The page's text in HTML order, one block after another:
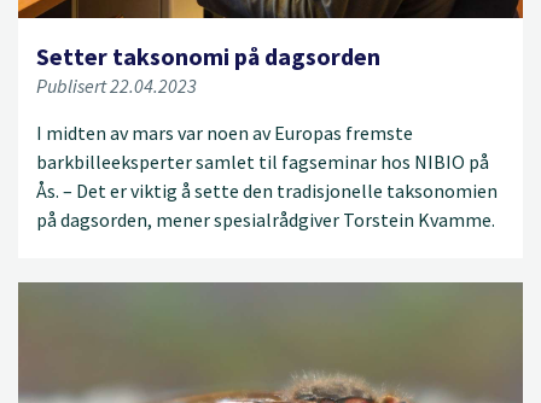
Setter taksonomi på dagsorden
Publisert 22.04.2023
I midten av mars var noen av Europas fremste
barkbilleeksperter samlet til fagseminar hos NIBIO på
Ås. – Det er viktig å sette den tradisjonelle taksonomien
på dagsorden, mener spesialrådgiver Torstein Kvamme.